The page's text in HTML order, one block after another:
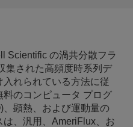
Scientific の渦共分散フラ
集された高頻度時系列デ
れられている方法に従
のコンピュータ プログ
、顕熱、および運動量の
、汎用、AmeriFlux、お